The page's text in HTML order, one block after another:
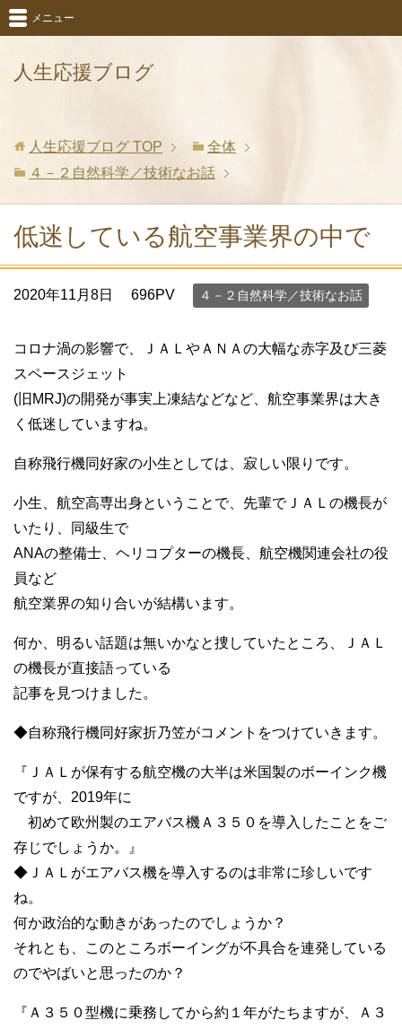
人生応援ブログ
メニュー
人生応援ブログ TOP
全体
４－２自然科学／技術なお話
低迷している航空事業界の中で
2020年11月8日 696PV ４－２自然科学／技術なお話
コロナ渦の影響で、ＪＡＬやＡＮＡの大幅な赤字及び三菱
スペースジェット
(旧MRJ)の開発が事実上凍結などなど、航空事業界は大き
く低迷していますね。
自称飛行機同好家の小生としては、寂しい限りです。
小生、航空高専出身ということで、先輩でＪＡＬの機長が
いたり、同級生で
ANAの整備士、ヘリコプターの機長、航空機関連会社の役
員など
航空業界の知り合いが結構います。
何か、明るい話題は無いかなと捜していたところ、ＪＡＬ
の機長が直接語っている
記事を見つけました。
◆自称飛行機同好家折乃笠がコメントをつけていきます。
『ＪＡＬが保有する航空機の大半は米国製のボーインク機
ですが、2019年に
初めて欧州製のエアバス機Ａ３５０を導入したことをご
存じでしょうか。』
◆ＪＡＬがエアバス機を導入するのは非常に珍しいです
ね。
何か政治的な動きがあったのでしょうか？
それとも、このところボーイングが不具合を連発している
のでやばいと思ったのか？
『Ａ３５０型機に乗務してから約１年がたちますが、Ａ３